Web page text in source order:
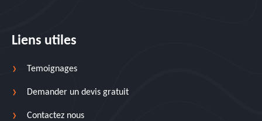
Liens utiles
Temoignages
Demander un devis gratuit
Contactez nous